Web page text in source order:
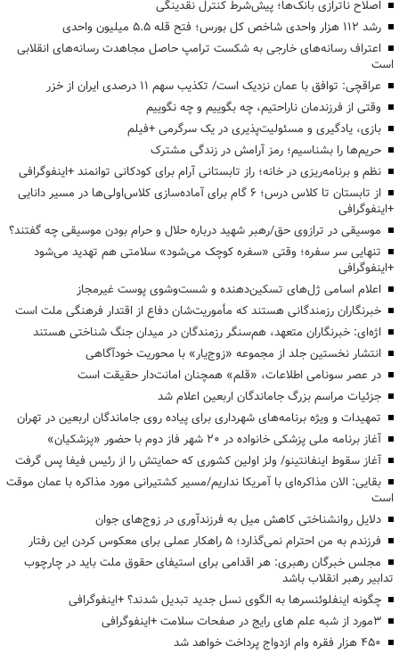
اصلاح ناترازی بانک‌ها؛ پیش‌شرط کنترل نقدینگی
رشد ۱۱۲ هزار واحدی شاخص کل بورس؛ فتح قله ۵.۵ میلیون واحدی
اعتراف رسانه‌های خارجی به شکست ترامپ حاصل مجاهدت رسانه‌های انقلابی
است
عراقچی: توافق با عمان نزدیک است/ تکذیب سهم ۱۱ درصدی ایران از خزر
وقتی از فرزندمان ناراحتیم، چه بگوییم و چه نگوییم
بازی، یادگیری و مسئولیت‌پذیری در یک سرگرمی +فیلم
حریم‌ها را بشناسیم؛ رمز آرامش در زندگی مشترک
نظم و برنامه‌ریزی در خانه؛ راز تابستانی آرام برای کودکانی توانمند +اینفوگرافی
از تابستان تا کلاس درس؛ ۶ گام برای آماده‌سازی کلاس‌اولی‌ها در مسیر دانایی
+اینفوگرافی
موسیقی در ترازوی حق/رهبر شهید درباره حلال و حرام بودن موسیقی چه گفتند؟
تنهایی سر سفره؛ وقتی «سفره کوچک می‌شود» سلامتی هم تهدید می‌شود
+اینفوگرافی
اعلام اسامی ژل‌های تسکین‌دهنده و شست‌وشوی پوست غیرمجاز
خبرنگاران رزمندگانی هستند که مأموریت‌شان دفاع از اقتدار فرهنگی ملت است
اژه‌ای: خبرنگاران متعهد، هم‌سنگر رزمندگان در میدان جنگ شناختی هستند
انتشار نخستین جلد از مجموعه «زوج‌یار» با محوریت خودآگاهی
در عصر سونامی اطلاعات، «قلم» همچنان امانت‌دار حقیقت است
جزئیات مراسم بزرگ جاماندگان اربعین اعلام شد
تمهیدات و ویژه برنامه‌های شهرداری برای پیاده روی جاماندگان اربعین در تهران
آغاز برنامه ملی پزشکی خانواده در ۲۰ شهر فاز دوم با حضور «پزشکیان»
آغاز سقوط اینفانتینو/ ولز اولین کشوری که حمایتش را از رئیس فیفا پس گرفت
بقایی: الان مذاکره‌ای با آمریکا نداریم/مسیر کشتیرانی مورد مذاکره با عمان موقت
است
دلایل روانشناختی کاهش میل به فرزندآوری در زوج‌های جوان
فرزندم به من احترام نمی‌گذارد؛ ۵ راهکار عملی برای معکوس کردن این رفتار
مجلس خبرگان رهبری: هر اقدامی برای استیفای حقوق ملت باید در چارچوب
تدابیر رهبر انقلاب باشد
چگونه اینفلوئنسرها به الگوی نسل جدید تبدیل شدند؟ +اینفوگرافی
3مورد از شبه علم های رایج در صفحات سلامت +اینفوگرافی
۴۵۰ هزار فقره وام ازدواج پرداخت خواهد شد